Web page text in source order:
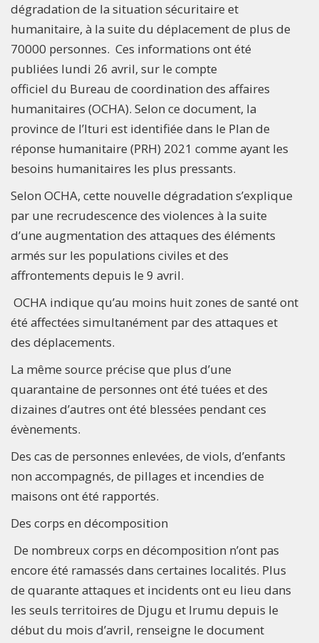
dégradation de la situation sécuritaire et
humanitaire, à la suite du déplacement de plus de
70000 personnes. Ces informations ont été
publiées lundi 26 avril, sur le compte
officiel du Bureau de coordination des affaires
humanitaires (OCHA). Selon ce document, la
province de l’Ituri est identifiée dans le Plan de
réponse humanitaire (PRH) 2021 comme ayant les
besoins humanitaires les plus pressants.
Selon OCHA, cette nouvelle dégradation s’explique
par une recrudescence des violences à la suite
d’une augmentation des attaques des éléments
armés sur les populations civiles et des
affrontements depuis le 9 avril.
OCHA indique qu’au moins huit zones de santé ont
été affectées simultanément par des attaques et
des déplacements.
La même source précise que plus d’une
quarantaine de personnes ont été tuées et des
dizaines d’autres ont été blessées pendant ces
évènements.
Des cas de personnes enlevées, de viols, d’enfants
non accompagnés, de pillages et incendies de
maisons ont été rapportés.
Des corps en décomposition
De nombreux corps en décomposition n’ont pas
encore été ramassés dans certaines localités. Plus
de quarante attaques et incidents ont eu lieu dans
les seuls territoires de Djugu et Irumu depuis le
début du mois d’avril, renseigne le document